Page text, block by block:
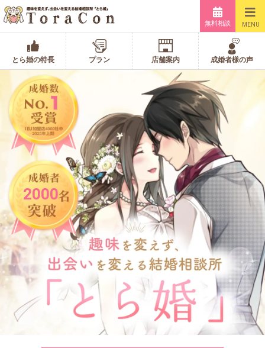
無料相談 MENU
とら婚の特長 プラン 店舗案内 成婚者様の声
2000